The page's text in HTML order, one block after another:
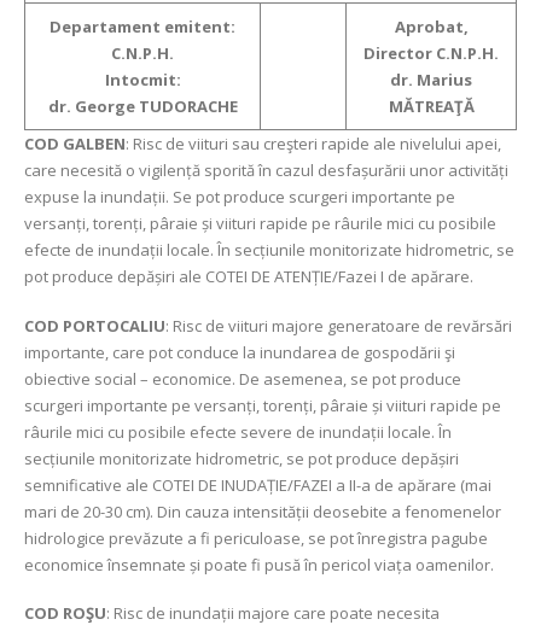
Departament emitent:
C.N.P.H.
Intocmit:
dr. George TUDORACHE
Aprobat,
Director C.N.P.H.
dr. Marius
MĂTREAŢĂ
COD GALBEN: Risc de viituri sau creşteri rapide ale nivelului apei,
care necesită o vigilență sporită în cazul desfașurării unor activități
expuse la inundații. Se pot produce scurgeri importante pe
versanți, torenți, pâraie și viituri rapide pe râurile mici cu posibile
efecte de inundații locale. În secțiunile monitorizate hidrometric, se
pot produce depășiri ale COTEI DE ATENȚIE/Fazei I de apărare.
COD PORTOCALIU: Risc de viituri majore generatoare de revărsări
importante, care pot conduce la inundarea de gospodării şi
obiective social – economice. De asemenea, se pot produce
scurgeri importante pe versanți, torenți, pâraie și viituri rapide pe
râurile mici cu posibile efecte severe de inundații locale. În
secțiunile monitorizate hidrometric, se pot produce depășiri
semnificative ale COTEI DE INUDAȚIE/FAZEI a II-a de apărare (mai
mari de 20-30 cm). Din cauza intensității deosebite a fenomenelor
hidrologice prevăzute a fi periculoase, se pot înregistra pagube
economice însemnate și poate fi pusă în pericol viața oamenilor.
COD ROŞU: Risc de inundații majore care poate necesita